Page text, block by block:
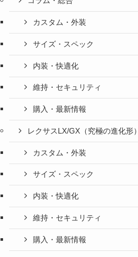
カスタム・外装
サイズ・スペック
内装・快適化
維持・セキュリティ
購入・最新情報
レクサスLX/GX（究極の進化形）
カスタム・外装
サイズ・スペック
内装・快適化
維持・セキュリティ
購入・最新情報